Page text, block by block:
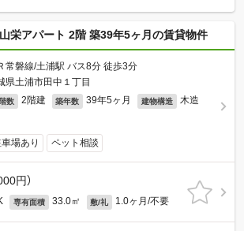
山栄アパート 2階 築39年5ヶ月の賃貸物件
常磐線/土浦駅 バス8分 徒歩3分
県土浦市田中１丁目
数 2階建 築年数 39年5ヶ月 建物構造 木造
場あり ペット相談
円）
専有面積 33.0㎡ 敷/礼 1.0ヶ月/不要